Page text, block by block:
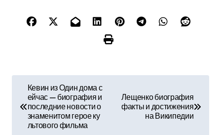
Кевин из Один дома с
ейчас — биография и
последние новости о
знаменитом герое ку
льтового фильма
Лещенко биография
факты и достижения
на Википедии